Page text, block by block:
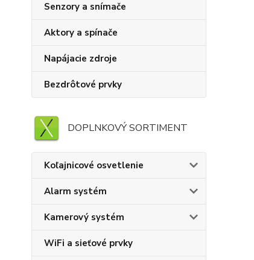
Senzory a snímače
Aktory a spínače
Napájacie zdroje
Bezdrôtové prvky
DOPLNKOVÝ SORTIMENT
Koľajnicové osvetlenie
Alarm systém
Kamerový systém
WiFi a sieťové prvky